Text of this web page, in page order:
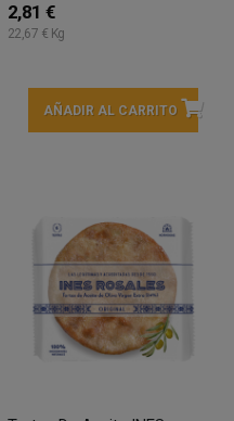
2,81 €
22,67 € Kg
AÑADIR AL CARRITO